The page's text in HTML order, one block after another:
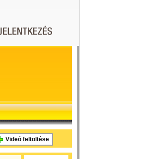
Videó feltöltése